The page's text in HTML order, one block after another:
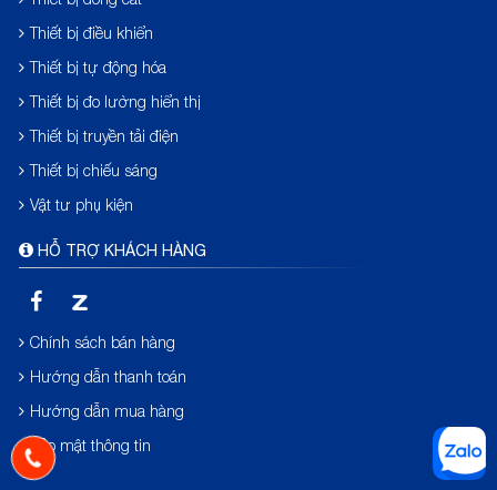
Thiết bị điều khiển
Thiết bị tự động hóa
Thiết bị đo lường hiển thị
Thiết bị truyền tải điện
Thiết bị chiếu sáng
Vật tư phụ kiện
HỖ TRỢ KHÁCH HÀNG
Chính sách bán hàng
Hướng dẫn thanh toán
Hướng dẫn mua hàng
Bảo mật thông tin